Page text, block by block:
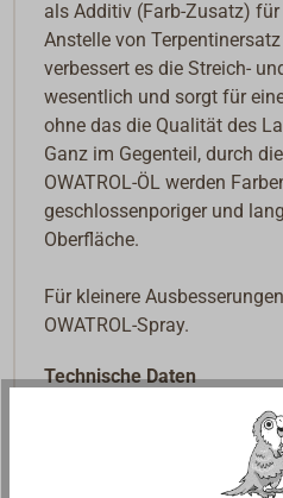
als Additiv (Farb-Zusatz)
Anstelle von
verbessert es die Streich-
wesentlich und sorgt für
ohne das die Qualität des
Ganz im Gegenteil, durch
OWATROL-ÖL werden
geschlossenporiger und
Oberfläche.
Für kleinere
OWATROL-Spray.
Technische Daten
Rostige
Stahl, Aluminium),